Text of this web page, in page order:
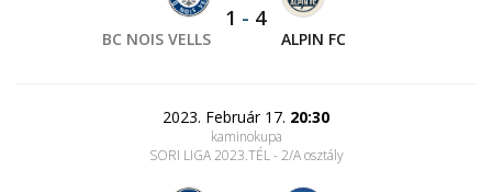
BC NOIS VELLS
1 - 4
ALPIN FC
2023. Február 17. 20:30
kaminokupa
SORI LIGA 2023.TÉL - 2/A osztály